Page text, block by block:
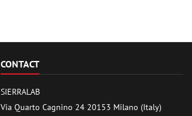
CONTACT
SIERRALAB
Via Quarto Cagnino 24 20153 Milano (Italy)